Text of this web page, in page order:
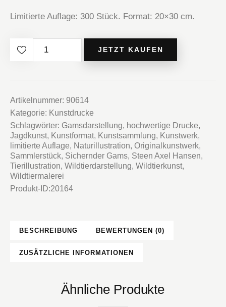
Limitierte Auflage: 300 Stück. Format: 20×30 cm.
Kunstdruck:
Gams
Menge
JETZT KAUFEN
Artikelnummer: 90614
Kategorie: Kunstdrucke
Schlagwörter: Gamsdarstellung, hochwertige Drucke,
Jagdkunst, Kunstformat, Kunstsammlung, Kunstwerk,
limitierte Auflage, Naturillustration, Originalkunstwerk,
Sammlerstück, Sichernder Gams, Steen Axel Hansen,
Tierillustration, Wildtierdarstellung, Wildtierkunst,
Wildtiermalerei
Produkt-ID:20164
BESCHREIBUNG BEWERTUNGEN (0)
ZUSÄTZLICHE INFORMATIONEN
Ähnliche Produkte